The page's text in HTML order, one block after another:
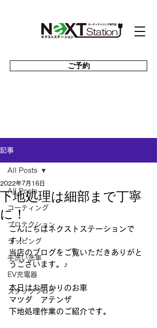
ご予約
記事
All Posts
コーティング
プロテクション
ラッピング
手洗い洗車
EV充電器
スタッフブログ
All Posts
下地処理は細部まで丁寧
に！
2022年7月16日
こんにちはネクストステーションで
す！
当店のブログをご覧いただきありがと
うございます。♪
本日はお預かりのお車
マツダ　アテンザ
下地処理作業のご紹介です。